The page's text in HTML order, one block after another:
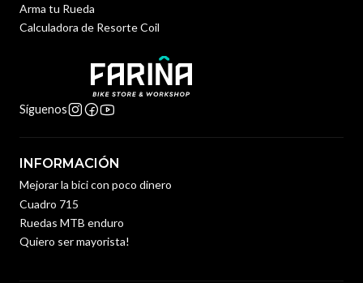
Arma tu Rueda
Calculadora de Resorte Coil
Síguenos
INFORMACIÓN
Mejorar la bici con poco dinero
Cuadro 715
Ruedas MTB enduro
Quiero ser mayorista!